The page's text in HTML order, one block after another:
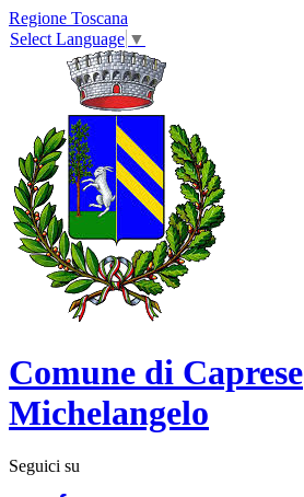
Regione Toscana
Select Language ▼
Comune di Caprese
Michelangelo
Seguici su